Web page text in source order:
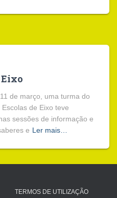
Eixo
de março, uma turma do
de Eixo teve
sessões de informação e
e Ler mais…
TERMOS DE UTILIZAÇÃO